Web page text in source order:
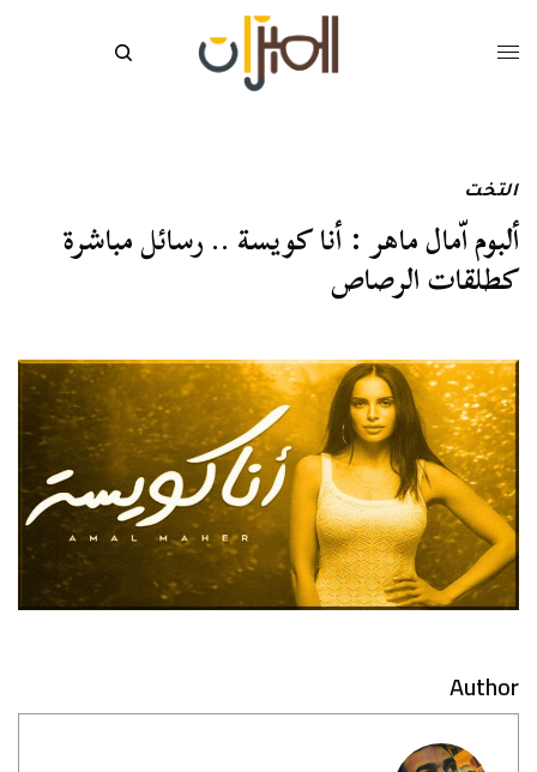
التخت
ألبوم اّمال ماهر : أنا كويسة .. رسائل مباشرة
كطلقات الرصاص
Author